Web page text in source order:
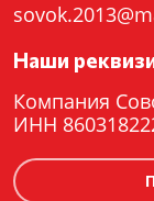
Наши
Компания
ИНН